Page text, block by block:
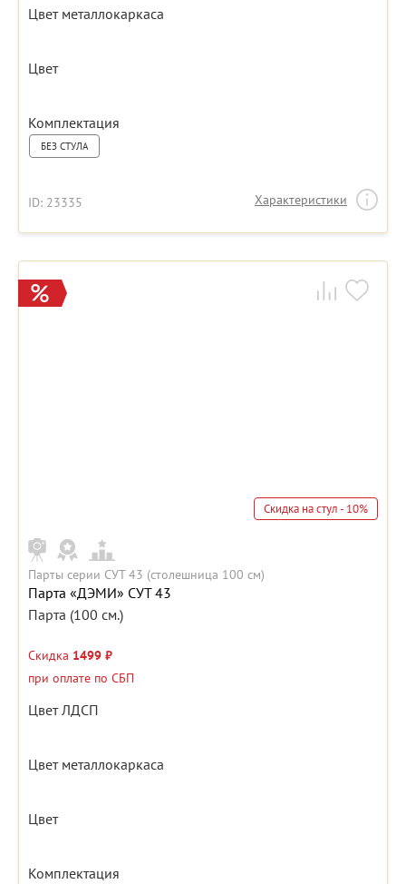
Цвет металлокаркаса
Цвет
Комплектация
БЕЗ СТУЛА
ID: 23335 Характеристики
Скидка на стул - 10%
Парты серии СУТ 43 (столешница 100 см)
Парта «ДЭМИ» СУТ 43
Парта (100 см.)
Скидка 1499 ₽
при оплате по СБП
Цвет ЛДСП
Цвет металлокаркаса
Цвет
Комплектация